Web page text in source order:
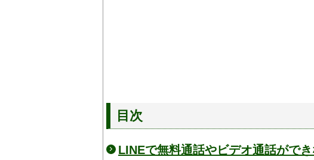
目次
LINEで無料通話やビデオ通話がで